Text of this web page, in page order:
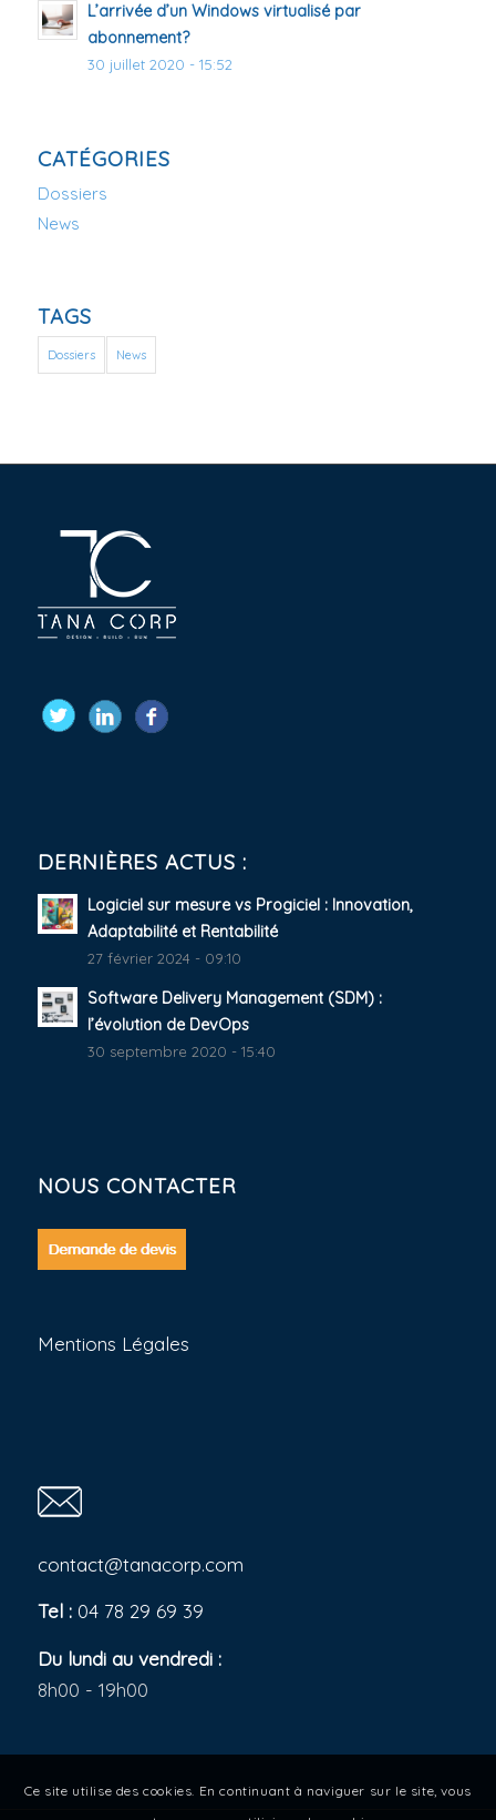
L’arrivée d’un Windows virtualisé par
abonnement?
30 juillet 2020 - 15:52
CATÉGORIES
Dossiers
News
TAGS
Dossiers News
DERNIÈRES ACTUS :
Logiciel sur mesure vs Progiciel : Innovation,
Adaptabilité et Rentabilité
27 février 2024 - 09:10
Software Delivery Management (SDM) :
l’évolution de DevOps
30 septembre 2020 - 15:40
NOUS CONTACTER
Mentions Légales
contact@tanacorp.com
Tel : 04 78 29 69 39
Du lundi au vendredi :
8h00 - 19h00
Ce site utilise des cookies. En continuant à naviguer sur le site, vous